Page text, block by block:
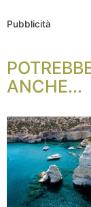
Pubblicità
ANCHE...